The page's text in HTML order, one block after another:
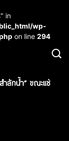
in
wp-
on line 294
ำลักน้ำ” ขณะแช่